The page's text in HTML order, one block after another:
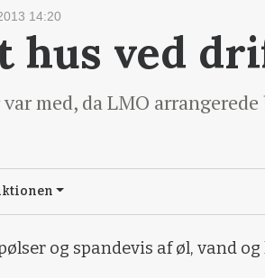
14:20
hus ved
med, da LMO
og spandevis af øl, vand og